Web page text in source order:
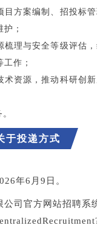
方案编制、招投标管理
；
理与安全等级评估，编
作；
资源，推动科研创新成
于投递方式
年6月9日。
司官方网站招聘系统